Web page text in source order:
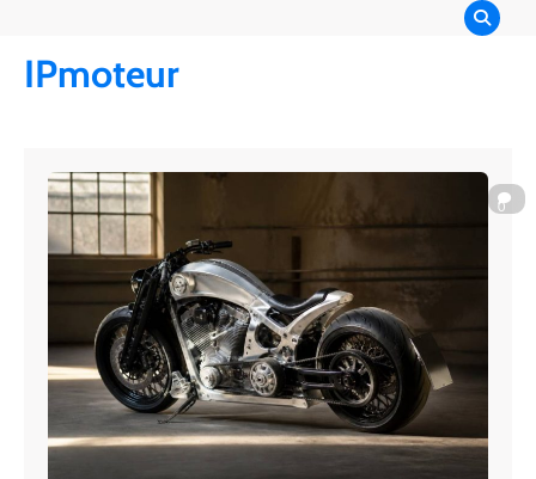
content
IPmoteur
0